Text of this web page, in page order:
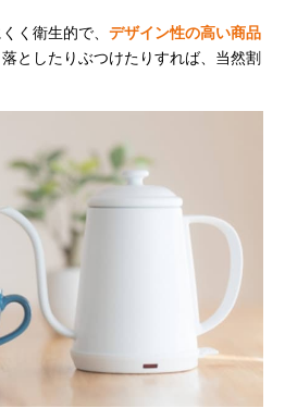
く衛生的で、 デザイン性の高い商品
としたりぶつけたりすれば、当然割